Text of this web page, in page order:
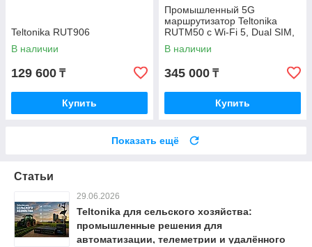
Teltonika RUT906
В наличии
129 600 ₸
Купить
Промышленный 5G
маршрутизатор Teltonika
RUTM50 с Wi-Fi 5, Dual SIM,
Gigabit Ethernet и VPN
В наличии
345 000 ₸
Купить
Показать ещё
Статьи
29.06.2026
Teltonika для сельского хозяйства:
промышленные решения для
автоматизации, телеметрии и удалённого